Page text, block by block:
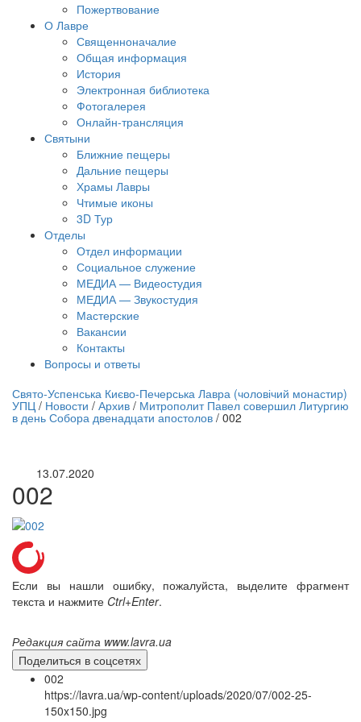
Пожертвование
О Лавре
Священноначалие
Общая информация
История
Электронная библиотека
Фотогалерея
Онлайн-трансляция
Святыни
Ближние пещеры
Дальние пещеры
Храмы Лавры
Чтимые иконы
3D Тур
Отделы
Отдел информации
Социальное служение
МЕДИА — Видеостудия
МЕДИА — Звукостудия
Мастерские
Вакансии
Контакты
Вопросы и ответы
трансляция | 12 сентября
трансляции
Свято-Успенська Києво-Печерська Лавра (чоловічий монастир)
УПЦ / Новости / Архив / Митрополит Павел совершил Литургию
в день Собора двенадцати апостолов / 002
13.07.2020
002
Если вы нашли ошибку, пожалуйста, выделите фрагмент
текста и нажмите Ctrl+Enter.
Редакция сайта www.lavra.ua
Поделиться в соцсетях
002
https://lavra.ua/wp-content/uploads/2020/07/002-25-
150x150.jpg